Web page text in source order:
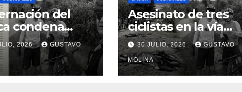
del
condena
de tres
y exige
urgentes
2026 GUSTAVO
Asesinato de tres
ciclistas en la vía
Totoró – Silvia,
genera
consternación en el
Cauca
30 JULIO, 2026 GUSTAVO
MOLINA